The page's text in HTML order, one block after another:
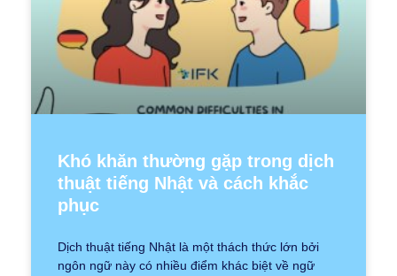
Khó khăn thường gặp trong dịch
thuật tiếng Nhật và cách khắc
phục
Dịch thuật tiếng Nhật là một thách thức lớn bởi
ngôn ngữ này có nhiều điểm khác biệt về ngữ